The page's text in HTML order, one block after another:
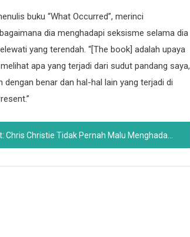
buku “What Occurred”, merinci
dia menghadapi seksisme selama dia
yang terendah. “[The book] adalah upaya
apa yang terjadi dari sudut pandang saya,
benar dan hal-hal lain yang terjadi di
Chris Christie Tidak Pernah Malu Menghadapi Masalah Perkawinan